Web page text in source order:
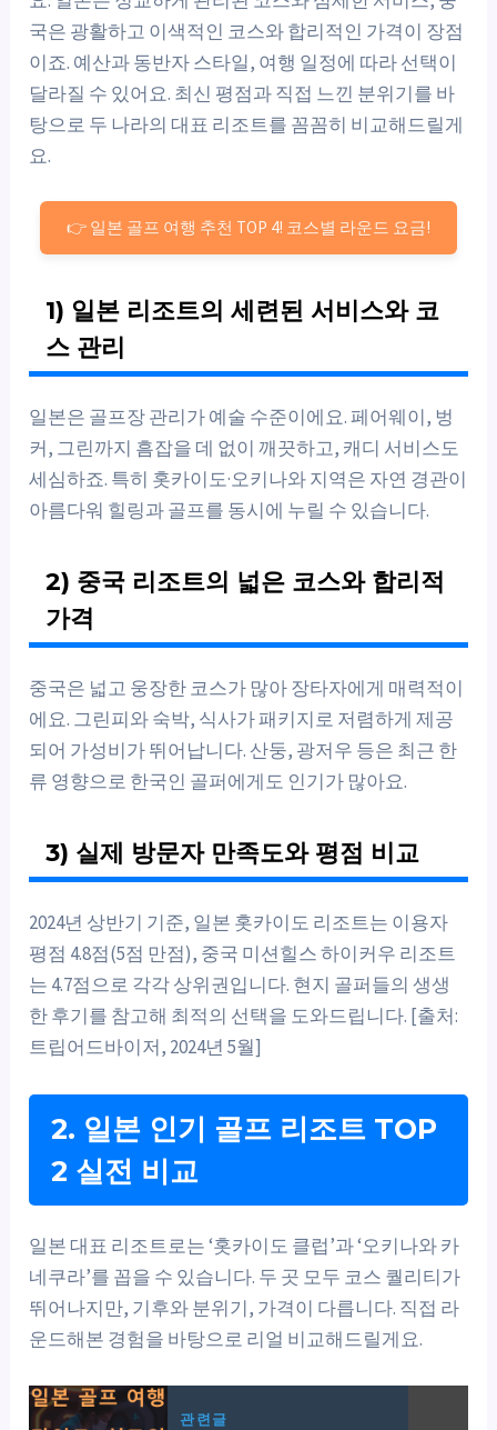
국은 광활하고 이색적인 코스와 합리적인 가격이 장점
이죠. 예산과 동반자 스타일, 여행 일정에 따라 선택이
달라질 수 있어요. 최신 평점과 직접 느낀 분위기를 바
탕으로 두 나라의 대표 리조트를 꼼꼼히 비교해드릴게
요.
👉 일본 골프 여행 추천 TOP 4! 코스별 라운드 요금!
1) 일본 리조트의 세련된 서비스와 코
스 관리
일본은 골프장 관리가 예술 수준이에요. 페어웨이, 벙
커, 그린까지 흠잡을 데 없이 깨끗하고, 캐디 서비스도
세심하죠. 특히 홋카이도·오키나와 지역은 자연 경관이
아름다워 힐링과 골프를 동시에 누릴 수 있습니다.
2) 중국 리조트의 넓은 코스와 합리적
가격
중국은 넓고 웅장한 코스가 많아 장타자에게 매력적이
에요. 그린피와 숙박, 식사가 패키지로 저렴하게 제공
되어 가성비가 뛰어납니다. 산둥, 광저우 등은 최근 한
류 영향으로 한국인 골퍼에게도 인기가 많아요.
3) 실제 방문자 만족도와 평점 비교
2024년 상반기 기준, 일본 홋카이도 리조트는 이용자
평점 4.8점(5점 만점), 중국 미션힐스 하이커우 리조트
는 4.7점으로 각각 상위권입니다. 현지 골퍼들의 생생
한 후기를 참고해 최적의 선택을 도와드립니다. [출처:
트립어드바이저, 2024년 5월]
2. 일본 인기 골프 리조트 TOP
2 실전 비교
일본 대표 리조트로는 ‘홋카이도 클럽’과 ‘오키나와 카
네쿠라’를 꼽을 수 있습니다. 두 곳 모두 코스 퀄리티가
뛰어나지만, 기후와 분위기, 가격이 다릅니다. 직접 라
운드해본 경험을 바탕으로 리얼 비교해드릴게요.
관련글